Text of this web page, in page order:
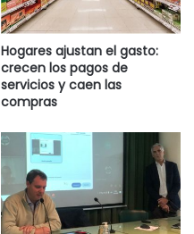
Hogares ajustan el gasto:
crecen los pagos de
servicios y caen las
compras